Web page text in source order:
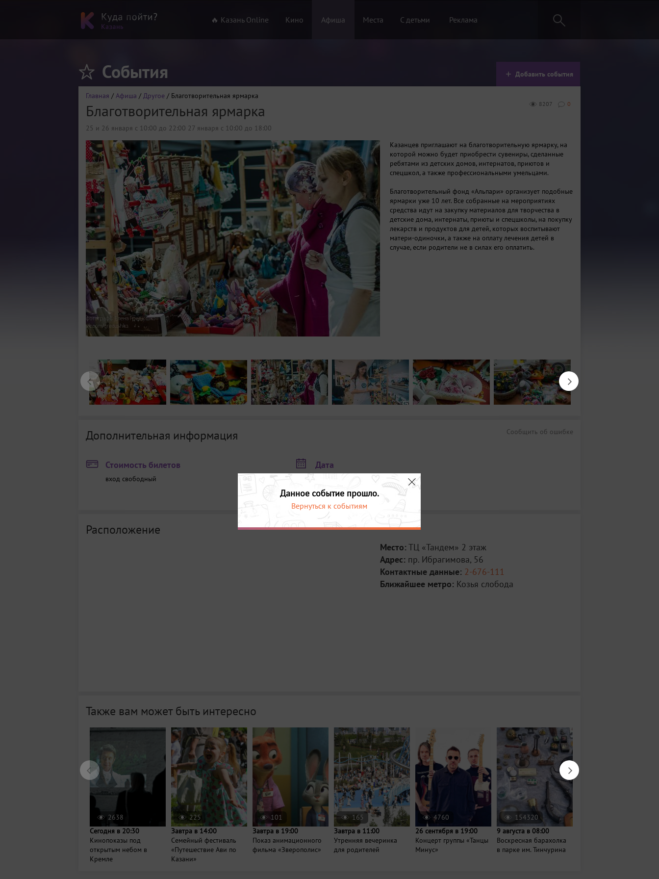
🔥 Казань Online Кино Афиша Места С детьми Реклама
События Добавить события
Главная / Афиша / Другое / Благотворительная ярмарка
0
8207
Благотворительная ярмарка
25 и 26 января с 10:00 до 22:00 27 января с 10:00 до 18:00
Казанцев приглашают на благотворительную ярмарку, на
которой можно будет приобрести сувениры, сделанные
ребятами из детских домов, интернатов, приютов и
спецшкол, а также профессиональными умельцами.
Благотворительный фонд «Альпари» организует подобные
ярмарки уже 10 лет. Все собранные на мероприятиях
средства идут на закупку материалов для творчества в
детские дома, интернаты, приюты и спецшколы, на покупку
лекарств и продуктов для детей, которых воспитывают
матери-одиночки, а также на оплату лечения детей в
случае, если родители не в силах его оплатить.
Сообщить об ошибке
Дополнительная информация
Стоимость билетов
вход свободный
Дата
25 и 26 января с 10:00 до 22:00
27 января с 10:00 до 18:00
Расположение
Место: ТЦ «Тандем» 2 этаж
Адрес: пр. Ибрагимова, 56
Контактные данные: 2-676-111
Ближайшее метро: Козья слобода
Также вам может быть интересно
2638
Сегодня в 20:30
Кинопоказы под
открытым небом в
Кремле
225
Завтра в 14:00
Семейный фестиваль
«Путешествие Ави по
Казани»
101
Завтра в 19:00
Показ анимационного
фильма «Зверополис»
165
Завтра в 11:00
Утренняя вечеринка
для родителей
4760
26 сентября в 19:00
Концерт группы «Танцы
Минус»
154320
9 августа в 08:00
Воскресная барахолка
в парке им. Тинчурина
Данное событие прошло.
Вернуться к событиям